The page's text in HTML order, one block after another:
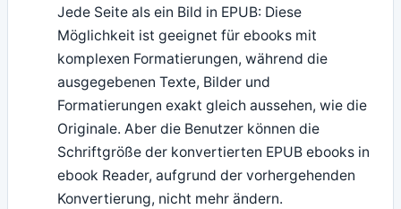
Jede Seite als ein Bild in EPUB: Diese
Möglichkeit ist geeignet für ebooks mit
komplexen Formatierungen, während die
ausgegebenen Texte, Bilder und
Formatierungen exakt gleich aussehen, wie die
Originale. Aber die Benutzer können die
Schriftgröße der konvertierten EPUB ebooks in
ebook Reader, aufgrund der vorhergehenden
Konvertierung, nicht mehr ändern.